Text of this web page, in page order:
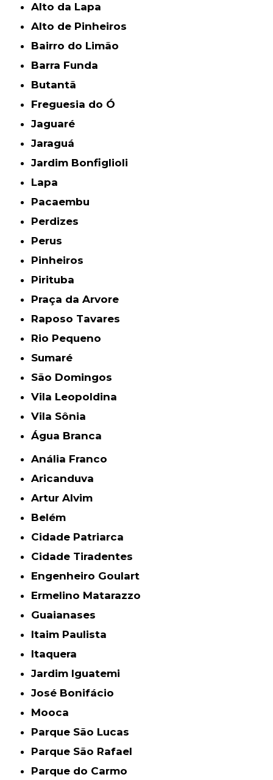
Alto da Lapa
Alto de Pinheiros
Bairro do Limão
Barra Funda
Butantã
Freguesia do Ó
Jaguaré
Jaraguá
Jardim Bonfiglioli
Lapa
Pacaembu
Perdizes
Perus
Pinheiros
Pirituba
Praça da Arvore
Raposo Tavares
Rio Pequeno
Sumaré
São Domingos
Vila Leopoldina
Vila Sônia
Água Branca
Anália Franco
Aricanduva
Artur Alvim
Belém
Cidade Patriarca
Cidade Tiradentes
Engenheiro Goulart
Ermelino Matarazzo
Guaianases
Itaim Paulista
Itaquera
Jardim Iguatemi
José Bonifácio
Mooca
Parque São Lucas
Parque São Rafael
Parque do Carmo